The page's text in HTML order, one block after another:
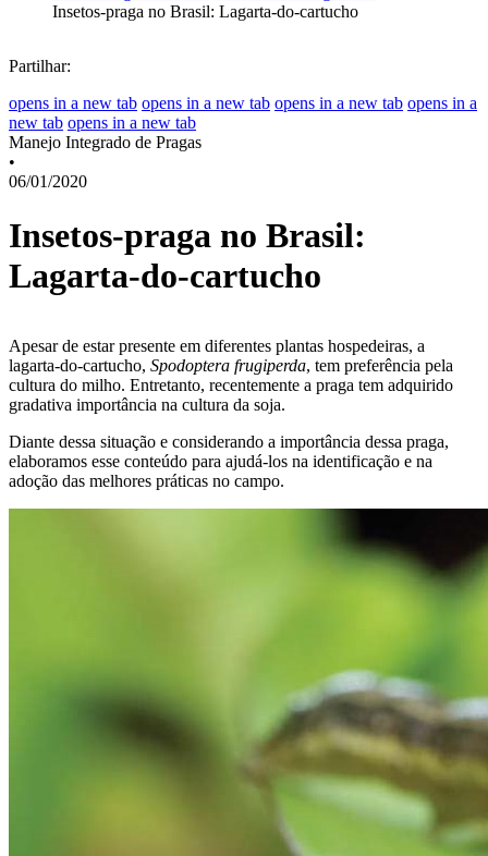
Insetos-praga no Brasil: Lagarta-do-cartucho
Partilhar:
opens in a new tab opens in a new tab opens in a new tab opens in a
new tab opens in a new tab
Manejo Integrado de Pragas
•
06/01/2020
Insetos-praga no Brasil:
Lagarta-do-cartucho
Apesar de estar presente em diferentes plantas hospedeiras, a
lagarta-do-cartucho, Spodoptera frugiperda, tem preferência pela
cultura do milho. Entretanto, recentemente a praga tem adquirido
gradativa importância na cultura da soja.
Diante dessa situação e considerando a importância dessa praga,
elaboramos esse conteúdo para ajudá-los na identificação e na
adoção das melhores práticas no campo.